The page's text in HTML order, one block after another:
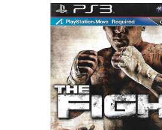
je
0,0
z
5
hvězdiček.